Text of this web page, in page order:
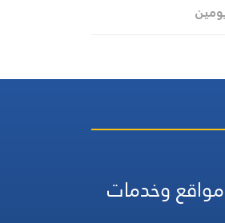
المركزي في حركة أمل
مواقع وخدمات